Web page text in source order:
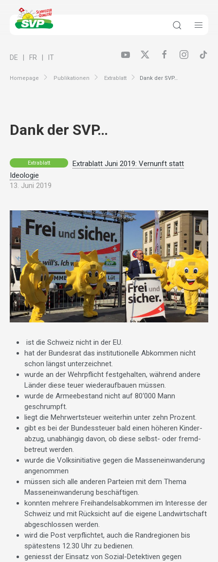
Homepage Publikationen Extrablatt Dank der SVP…
DE FR IT
Dank der SVP…
Extrablatt
Extrablatt Juni 2019: Vernunft statt
Ideologie
13. Juni 2019
ist die Schweiz nicht in der EU.
hat der Bundesrat das institu­tionelle Abkommen nicht
schon längst unterzeichnet.
wurde an der Wehrpflicht festgehalten, während andere
Länder diese teuer wiederaufbauen müssen.
wurde de Armeebestand nicht auf 80‘000 Mann
geschrumpft.
liegt die Mehrwertsteuer weiterhin unter zehn Prozent.
gibt es bei der Bundessteuer bald einen höheren Kinder­
abzug, unabhängig davon, ob diese selbst- oder fremd­
betreut werden.
wurde die Volksinitiative gegen die Masseneinwanderung
angenommen
müssen sich alle anderen Parteien mit dem Thema
Massen­ein­wanderung beschäftigen.
konnten mehrere Freihandelsabkommen im Interesse der
Schweiz und mit Rücksicht auf die eigene Landwirtschaft
abgeschlossen werden.
wird die Post verpflichtet, auch die Randregionen bis
spätestens 12.30 Uhr zu bedienen.
geniesst der Einsatz von Sozial-­Detektiven gegen